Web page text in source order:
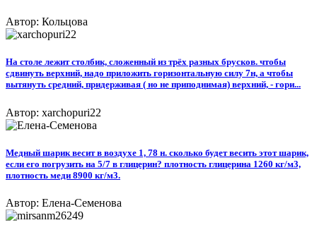
Автор: Кольцова
На столе лежит столбик, сложенный из трёх разных брусков. чтобы
сдвинуть верхний, надо приложить горизонтальную силу 7н, а чтобы
вытянуть средний, придерживая ( но не приподнимая) верхний, - гори...
Автор: xarchopuri22
Медный шарик весит в воздухе 1, 78 н. сколько будет весить этот шарик,
если его погрузить на 5/7 в глицерин? плотность глицерина 1260 кг/м3,
плотность меди 8900 кг/м3.
Автор: Елена-Семенова